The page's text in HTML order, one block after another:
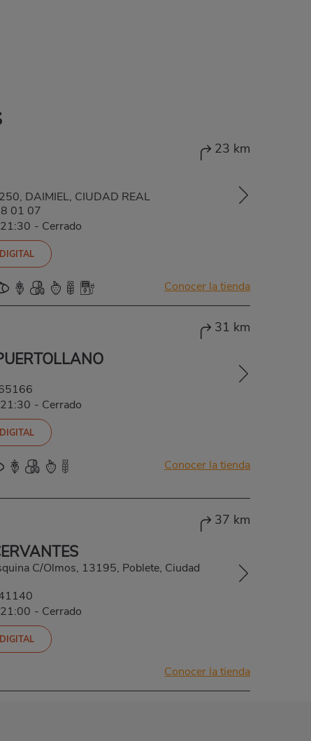
23 km
DAIMIEL, CIUDAD REAL
01 07
- Cerrado
Conocer la tienda
31 km
- Cerrado
Conocer la tienda
37 km
C/Olmos, 13195, Poblete, Ciudad
- Cerrado
Conocer la tienda